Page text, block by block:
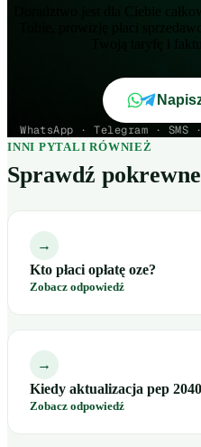
Doradztwo jest dla Ciebie
Tobie, prowizję płaci
Twoją taryfę i
WhatsApp · Telegram ·
INNI PYTALI RÓWNIEŻ
Sprawdź
→
Kto płaci opłatę oze?
Zobacz odpowiedź
→
Kiedy aktualizacja pep
Zobacz odpowiedź